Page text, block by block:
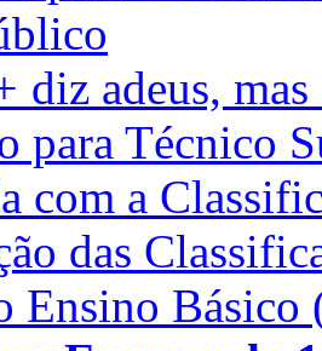
diz adeus,
para Técnico
com a
das
Ensino Básico